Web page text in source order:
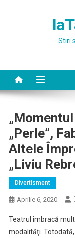
Stiri
„perle”,
Altele
„Liviu
Divertisment
Aprilie 6, 2020
Teatrul îmbracă
modalităţi.